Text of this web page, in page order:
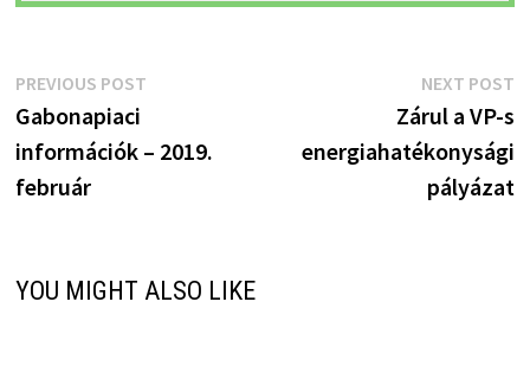
Bejegyzés
navigáció
PREVIOUS POSTPrevious
Gabonapiaci
információk – 2019.
február
NEXT POST
Zárul a VP-s
energiahatékonysági
pályázat
YOU MIGHT ALSO LIKE